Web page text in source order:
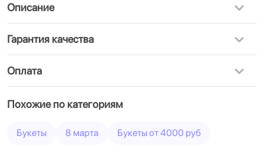
Описание
Гарантия качества
Оплата
Похожие по категориям
Букеты 8 марта Букеты от 4000 руб